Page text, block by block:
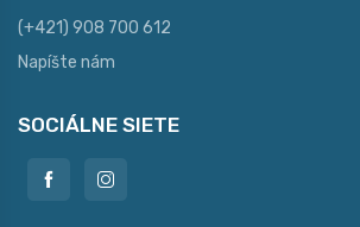
(+421) 908 700 612
Napíšte nám
SOCIÁLNE SIETE